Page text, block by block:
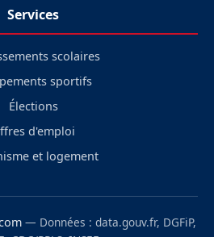
Services
scolaires
sportifs
Élections
d'emploi
et logement
— Données : data.gouv.fr, DGFiP,